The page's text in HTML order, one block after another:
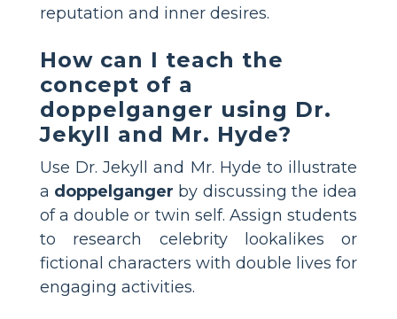
reputation and inner desires.
How can I teach the
concept of a
doppelganger using Dr.
Jekyll and Mr. Hyde?
Use Dr. Jekyll and Mr. Hyde to illustrate
a doppelganger by discussing the idea
of a double or twin self. Assign students
to research celebrity lookalikes or
fictional characters with double lives for
engaging activities.